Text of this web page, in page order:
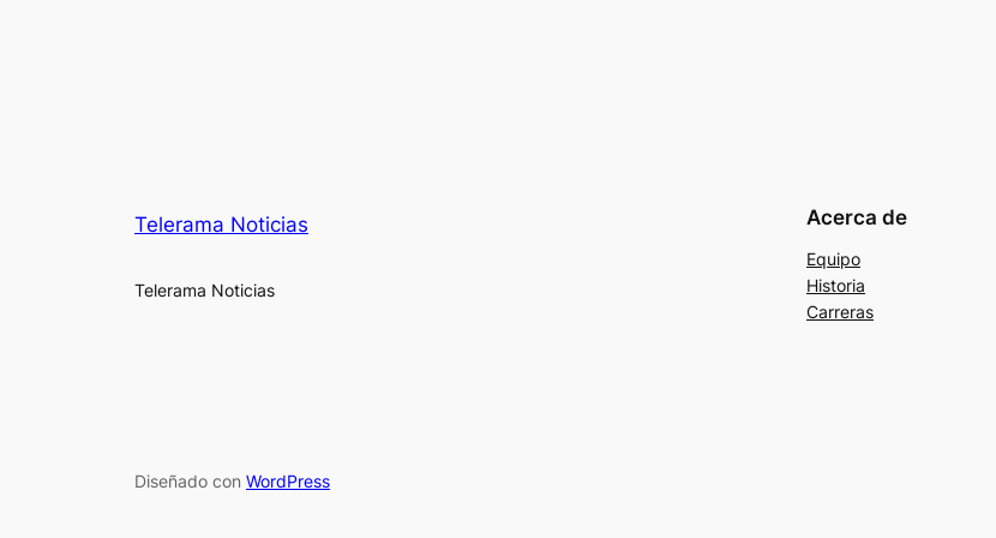
Telerama Noticias
Telerama Noticias
Acerca de
Equipo
Historia
Carreras
Diseñado con WordPress